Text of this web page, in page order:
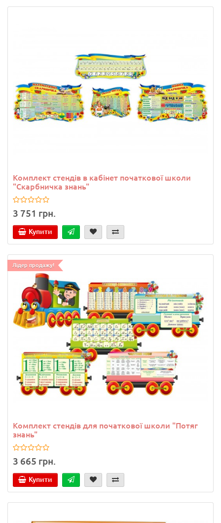
Комплект стендів в кабінет початкової школи
"Скарбничка знань"
3 751 грн.
Купити
Лідер продажу!
Комплект стендів для початкової школи "Потяг
знань"
3 665 грн.
Купити